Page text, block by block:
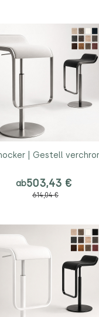
| Gestell
ab503,43 €
614,04 €